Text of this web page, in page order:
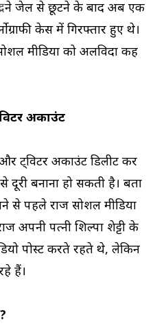
ने जेल से छूटने के बाद अब एक
केस में गिरफ्तार हुए थे।
मीडिया को अलविदा कह
अकाउंट
और ट्विटर अकाउंट डिलीट कर
दूरी बनाना हो सकती है। बता
से पहले राज सोशल मीडिया
अपनी पत्नी शिल्पा शेट्टी के
पोस्ट करते रहते थे, लेकिन
हैं।